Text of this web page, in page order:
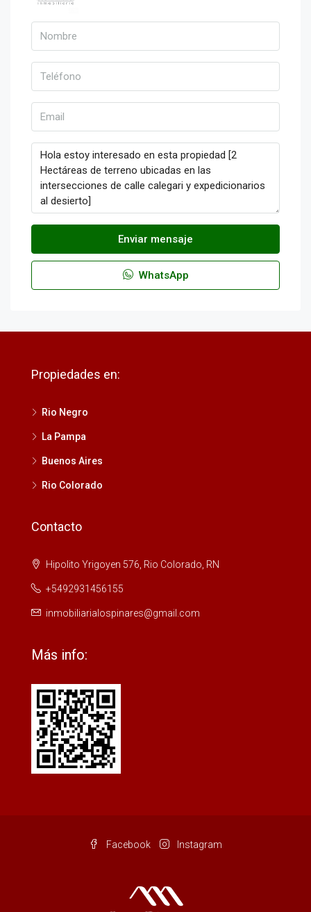
Enviar mensaje
WhatsApp
Propiedades en:
Rio Negro
La Pampa
Buenos Aires
Rio Colorado
Contacto
Hipolito Yrigoyen 576, Rio Colorado, RN
+5492931456155
inmobiliarialospinares@gmail.com
Más info:
Facebook Instagram